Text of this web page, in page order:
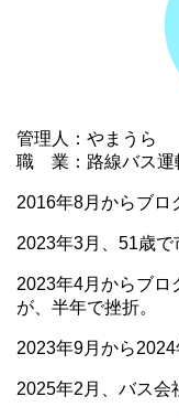
管理人：やまうら
職 業：路線バス運
2016年8月からブロ
2023年3月、51歳で
2023年4月からブロ
が、半年で挫折。
2023年9月から2024
2025年2月、バス会